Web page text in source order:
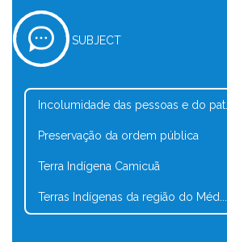
SUBJECT
Incolumidade das pessoas e do pat...
Preservação da ordem pública
Terra Indígena Camicuã
Terras Indígenas da região do Méd...